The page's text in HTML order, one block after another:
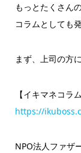
もっとたくさん
コラムとしても
まず、上司の方
【イキマネコラム
https://
NPO法人ファザ